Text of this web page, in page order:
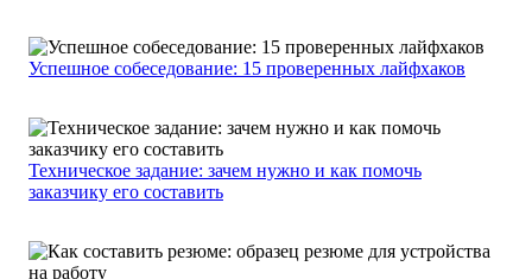
Успешное собеседование: 15 проверенных лайфхаков
Техническое задание: зачем нужно и как помочь
заказчику его составить